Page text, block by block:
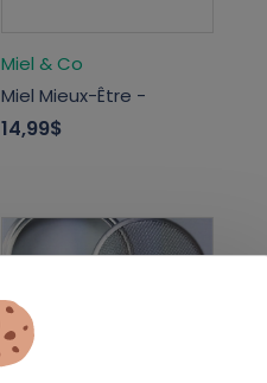
Miel & Co
Miel Mieux-Être -
14,99$